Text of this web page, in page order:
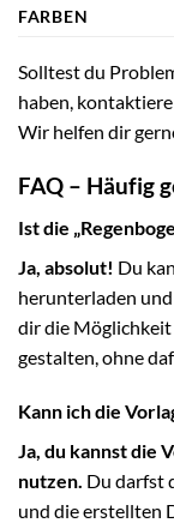
FARBEN
Solltest du
haben,
Wir helfen dir
FAQ – Häufig
Ist die
Ja, absolut! Du
herunterladen
dir die Möglichkeit
gestalten, ohne
Kann ich die
Ja, du kannst die
nutzen. Du darfst
und die erstellten